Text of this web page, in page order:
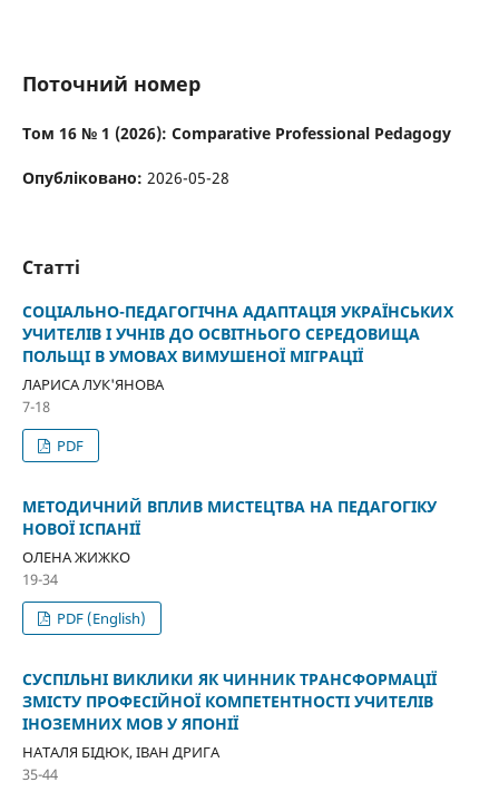
Поточний номер
Том 16 № 1 (2026): Comparative Professional Pedagogy
Опубліковано: 2026-05-28
Статті
СОЦІАЛЬНО-ПЕДАГОГІЧНА АДАПТАЦІЯ УКРАЇНСЬКИХ
УЧИТЕЛІВ І УЧНІВ ДО ОСВІТНЬОГО СЕРЕДОВИЩА
ПОЛЬЩІ В УМОВАХ ВИМУШЕНОЇ МІГРАЦІЇ
ЛАРИСА ЛУК'ЯНОВА
7-18
PDF
МЕТОДИЧНИЙ ВПЛИВ МИСТЕЦТВА НА ПЕДАГОГІКУ
НОВОЇ ІСПАНІЇ
ОЛЕНА ЖИЖКО
19-34
PDF (English)
СУСПІЛЬНІ ВИКЛИКИ ЯК ЧИННИК ТРАНСФОРМАЦІЇ
ЗМІСТУ ПРОФЕСІЙНОЇ КОМПЕТЕНТНОСТІ УЧИТЕЛІВ
ІНОЗЕМНИХ МОВ У ЯПОНІЇ
НАТАЛЯ БІДЮК, ІВАН ДРИГА
35-44